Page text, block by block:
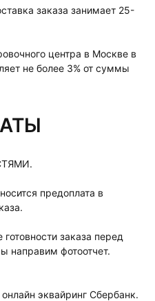
заказа занимает 25-
центра в Москве в
не более 3% от суммы
предоплата в
заказа перед
направим фотоотчет.
эквайринг Сбербанк.